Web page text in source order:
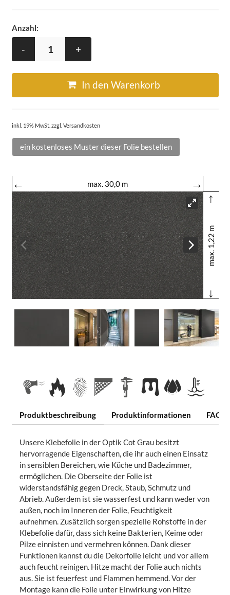
Anzahl:
- +
In den Warenkorb
inkl. 19% MwSt. zzgl. Versandkosten
ein kostenloses Muster dieser Folie bestellen
← max. 30,0 m
→
↑
max. 1,22 m
↓
Produktbeschreibung Produktinformationen FAQ
Unsere Klebefolie in der Optik Cot Grau besitzt
hervorragende Eigenschaften, die ihr auch einen Einsatz
in sensiblen Bereichen, wie Küche und Badezimmer,
ermöglichen. Die Oberseite der Folie ist
widerstandsfähig gegen Dreck, Staub, Schmutz und
Abrieb. Außerdem ist sie wasserfest und kann weder von
außen, noch im Inneren der Folie, Feuchtigkeit
aufnehmen. Zusätzlich sorgen spezielle Rohstoffe in der
Klebefolie dafür, dass sich keine Bakterien, Keime oder
Pilze einnisten und vermehren können. Dank dieser
Funktionen kannst du die Dekorfolie leicht und vor allem
auch feucht reinigen. Hitze macht der Folie auch nichts
aus. Sie ist feuerfest und Flammen hemmend. Vor der
Montage kann die Folie unter Einwirkung von Hitze